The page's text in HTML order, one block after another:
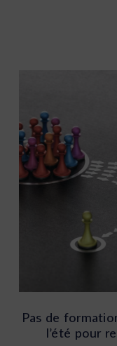
Pas de
l’été pour